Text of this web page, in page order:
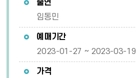
출연
임동민
예매기간
2023-01-27 ~ 2023-03-19
가격